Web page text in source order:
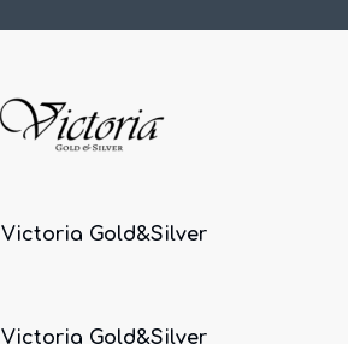
Victoria Gold&Silver
Victoria Gold&Silver